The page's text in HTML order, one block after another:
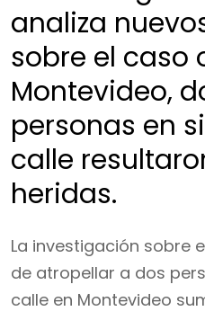
analiza
sobre el caso
Montevideo,
personas en
calle
heridas.
La investigación sobre
de atropellar a dos
calle en Montevideo